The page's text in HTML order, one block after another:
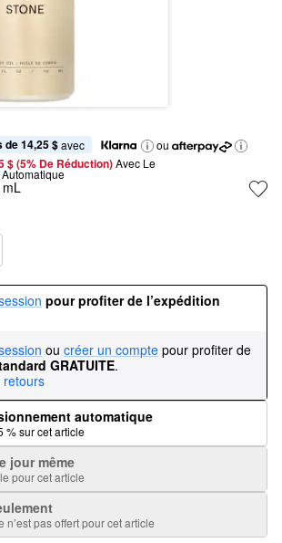
14,25 $ avec
ou
$ (5% De Réduction) Avec Le
pour profiter de l’expédition
ou créer un compte pour profiter de
GRATUITE.
retours
automatique
% sur cet article
jour même
pour cet article
n’est pas offert pour cet article